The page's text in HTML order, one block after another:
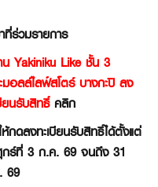
ที่ร่วมรายการ
น Yakiniku Like ชั้น 3
มอลล์ไลฟ์สโตร์ บางกะปิ ลง
ยนรับสิทธิ์ คลิก
ห้กดลงทะเบียนรับสิทธิ์ได้ตั้งแต่
ร์ที่ 3 ก.ค. 69 จนถึง 31
69